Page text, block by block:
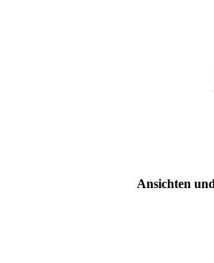
Ansichten